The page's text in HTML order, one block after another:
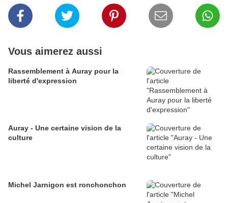
Vous aimerez aussi
Rassemblement à Auray pour la
liberté d'expression
Auray - Une certaine vision de la
culture
Michel Jarnigon est ronchonchon